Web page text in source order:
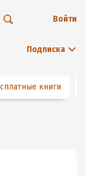
Подписка
Войти
книги